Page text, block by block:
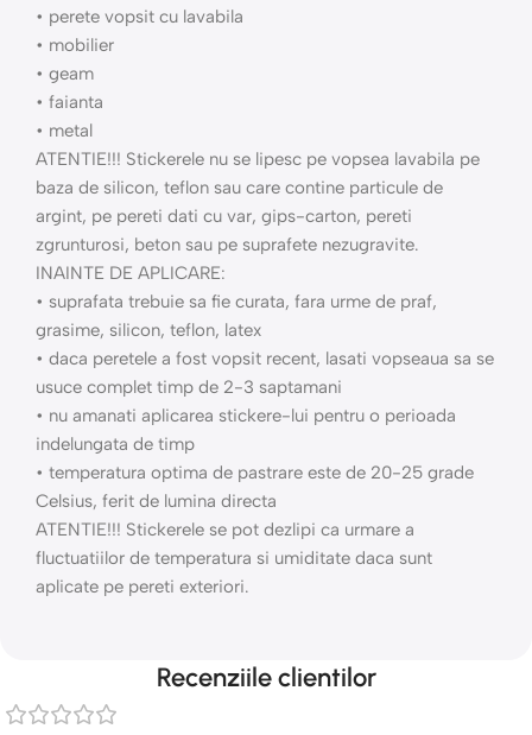
• perete vopsit cu lavabila
• mobilier
• geam
• faianta
• metal
ATENTIE!!! Stickerele nu se lipesc pe vopsea lavabila pe
baza de silicon, teflon sau care contine particule de
argint, pe pereti dati cu var, gips-carton, pereti
zgrunturosi, beton sau pe suprafete nezugravite.
INAINTE DE APLICARE:
• suprafata trebuie sa fie curata, fara urme de praf,
grasime, silicon, teflon, latex
• daca peretele a fost vopsit recent, lasati vopseaua sa se
usuce complet timp de 2-3 saptamani
• nu amanati aplicarea stickere-lui pentru o perioada
indelungata de timp
• temperatura optima de pastrare este de 20-25 grade
Celsius, ferit de lumina directa
ATENTIE!!! Stickerele se pot dezlipi ca urmare a
fluctuatiilor de temperatura si umiditate daca sunt
aplicate pe pereti exteriori.
Recenziile clientilor